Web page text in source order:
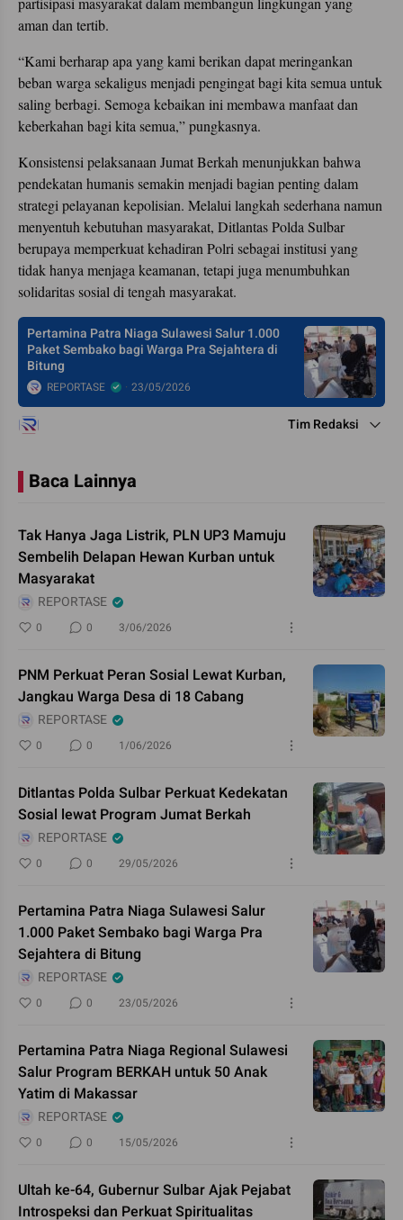
aman dan tertib.
“Kami berharap apa yang kami berikan dapat meringankan
beban warga sekaligus menjadi pengingat bagi kita semua untuk
saling berbagi. Semoga kebaikan ini membawa manfaat dan
keberkahan bagi kita semua,” pungkasnya.
Konsistensi pelaksanaan Jumat Berkah menunjukkan bahwa
pendekatan humanis semakin menjadi bagian penting dalam
strategi pelayanan kepolisian. Melalui langkah sederhana namun
menyentuh kebutuhan masyarakat, Ditlantas Polda Sulbar
berupaya memperkuat kehadiran Polri sebagai institusi yang
tidak hanya menjaga keamanan, tetapi juga menumbuhkan
solidaritas sosial di tengah masyarakat.
Pertamina Patra Niaga Sulawesi Salur 1.000
Paket Sembako bagi Warga Pra Sejahtera di
Bitung
REPORTASE 23/05/2026
Tim Redaksi
Baca Lainnya
Tak Hanya Jaga Listrik, PLN UP3 Mamuju
Sembelih Delapan Hewan Kurban untuk
Masyarakat
REPORTASE
0 0 3/06/2026
PNM Perkuat Peran Sosial Lewat Kurban,
Jangkau Warga Desa di 18 Cabang
REPORTASE
0 0 1/06/2026
Ditlantas Polda Sulbar Perkuat Kedekatan
Sosial lewat Program Jumat Berkah
REPORTASE
0 0 29/05/2026
Pertamina Patra Niaga Sulawesi Salur
1.000 Paket Sembako bagi Warga Pra
Sejahtera di Bitung
REPORTASE
0 0 23/05/2026
Pertamina Patra Niaga Regional Sulawesi
Salur Program BERKAH untuk 50 Anak
Yatim di Makassar
REPORTASE
0 0 15/05/2026
Ultah ke-64, Gubernur Sulbar Ajak Pejabat
Introspeksi dan Perkuat Spiritualitas